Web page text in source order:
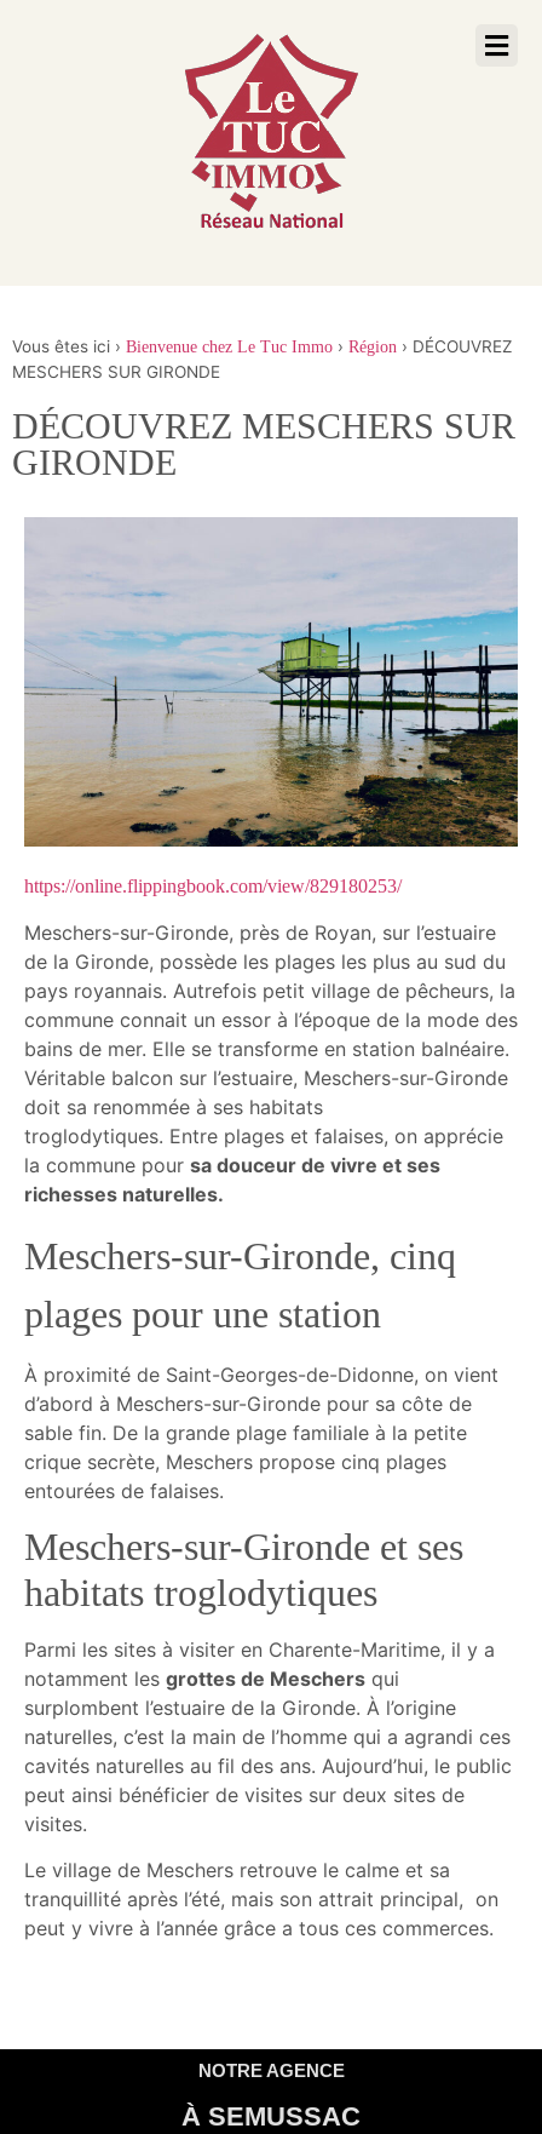
Vous êtes ici › Bienvenue chez Le Tuc Immo › Région › DÉCOUVREZ
MESCHERS SUR GIRONDE
DÉCOUVREZ MESCHERS SUR
GIRONDE
https://online.flippingbook.com/view/829180253/
Meschers-sur-Gironde, près de Royan, sur l’estuaire
de la Gironde, possède les plages les plus au sud du
pays royannais. Autrefois petit village de pêcheurs, la
commune connait un essor à l’époque de la mode des
bains de mer. Elle se transforme en station balnéaire.
Véritable balcon sur l’estuaire, Meschers-sur-Gironde
doit sa renommée à ses habitats
troglodytiques. Entre plages et falaises, on apprécie
la commune pour sa douceur de vivre et ses
richesses naturelles.
Meschers-sur-Gironde, cinq
plages pour une station
À proximité de Saint-Georges-de-Didonne, on vient
d’abord à Meschers-sur-Gironde pour sa côte de
sable fin. De la grande plage familiale à la petite
crique secrète, Meschers propose cinq plages
entourées de falaises.
Meschers-sur-Gironde et ses
habitats troglodytiques
Parmi les sites à visiter en Charente-Maritime, il y a
notamment les grottes de Meschers qui
surplombent l’estuaire de la Gironde. À l’origine
naturelles, c’est la main de l’homme qui a agrandi ces
cavités naturelles au fil des ans. Aujourd’hui, le public
peut ainsi bénéficier de visites sur deux sites de
visites.
Le village de Meschers retrouve le calme et sa
tranquillité après l’été, mais son attrait principal, on
peut y vivre à l’année grâce a tous ces commerces.
NOTRE AGENCE
À SEMUSSAC